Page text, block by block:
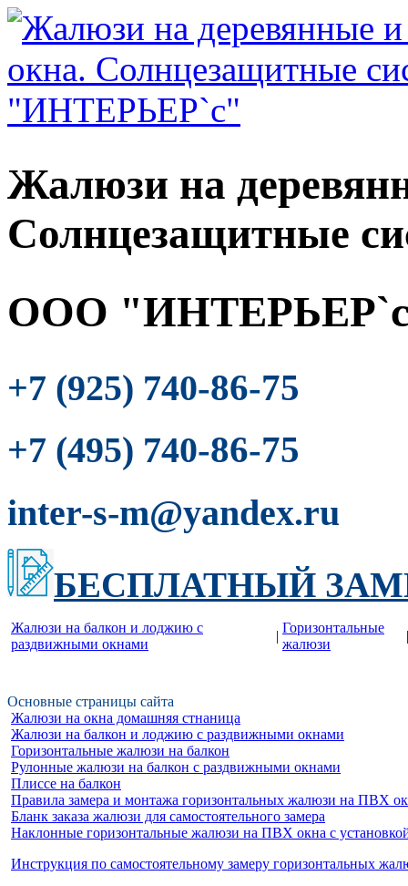
Жалюзи на
Солнцезащитные
ООО
+7 (925) 740-86-75
+7 (495) 740-86-75
inter-s-m@yandex.ru
БЕСПЛАТНЫЙ
Жалюзи на балкон и лоджию c
раздвижными окнами
|
Горизонтальные
жалюзи
|
Основные страницы сайта
Жалюзи на окна домашняя стнаница
Жалюзи на балкон и лоджию c раздвижными окнами
Горизонтальные жалюзи на балкон
Рулонные жалюзи на балкон с раздвижными окнами
Плиссе на балкон
Правила замера и монтажа горизонтальных жалюзи на ПВХ
Бланк заказа жалюзи для самостоятельного замера
Наклонные горизонтальные жалюзи на ПВХ окна с
Инструкция по самостоятельному замеру горизонтальных